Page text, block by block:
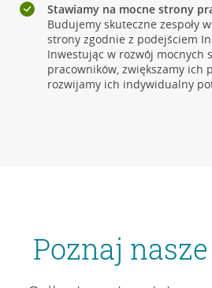
Stawiamy na mocne strony
Budujemy skuteczne zespoły
strony zgodnie z podejściem
Inwestując w rozwój mocnych
pracowników, zwiększamy ich
rozwijamy ich indywidualny
Poznaj